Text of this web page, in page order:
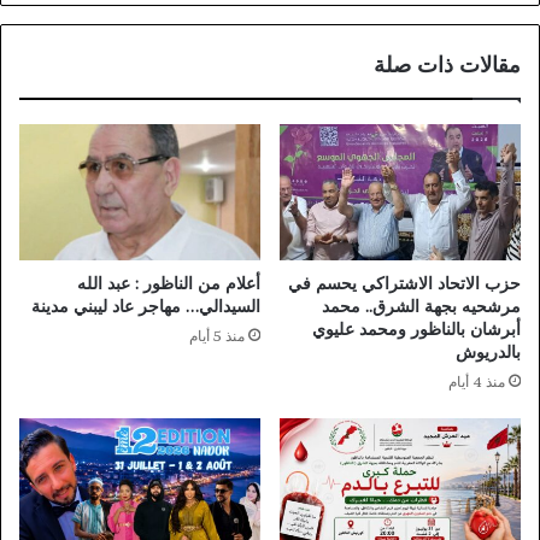
مقالات ذات صلة
حزب الاتحاد الاشتراكي يحسم في
مرشحيه بجهة الشرق.. محمد
أبرشان بالناظور ومحمد عليوي
بالدريوش
منذ 4 أيام
أعلام من الناظور : عبد الله
السيدالي… مهاجر عاد ليبني مدينة
منذ 5 أيام